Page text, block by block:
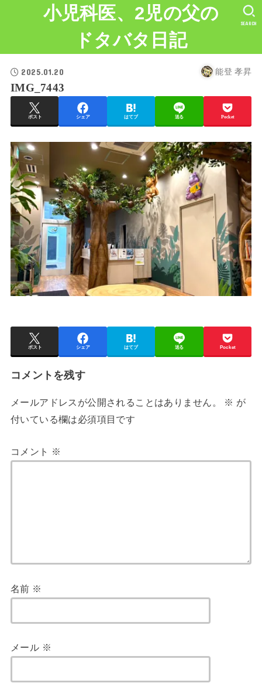
小児科医、2児の父の
ドタバタ日記
SEARCH
2025.01.20 能登 孝昇
IMG_7443
ポスト シェア はてブ 送る Pocket
ポスト シェア はてブ 送る Pocket
コメントを残す
メールアドレスが公開されることはありません。 ※ が
付いている欄は必須項目です
コメント ※
名前 ※
メール ※